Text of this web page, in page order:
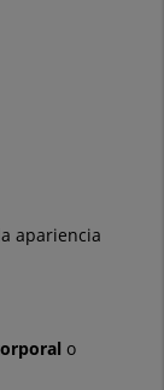
apariencia
o